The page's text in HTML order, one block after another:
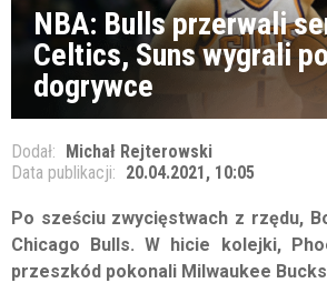
NBA: Bulls przerwali
Celtics, Suns wygrali
dogrywce
Dodał: Michał Rejterowski
Data publikacji: 20.04.2021, 10:05
Po sześciu zwycięstwach z rzędu,
Chicago Bulls. W hicie kolejki,
przeszkód pokonali Milwaukee Bucks